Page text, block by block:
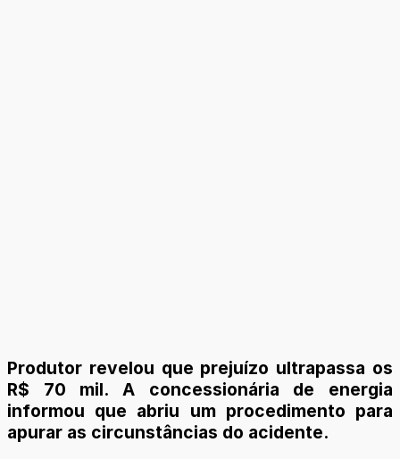
Produtor revelou que prejuízo ultrapassa os
R$ 70 mil. A concessionária de energia
informou que abriu um procedimento para
apurar as circunstâncias do acidente.